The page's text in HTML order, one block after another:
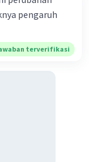
pengaruh
terverifikasi